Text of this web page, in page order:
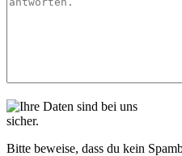
Bitte beweise, dass du kein